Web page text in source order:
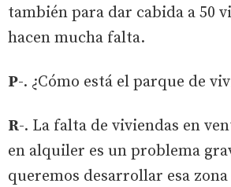
también para dar cabida a 50
hacen mucha falta.
P-. ¿Cómo está el parque de
R-. La falta de viviendas en
en alquiler es un problema
queremos desarrollar esa zona